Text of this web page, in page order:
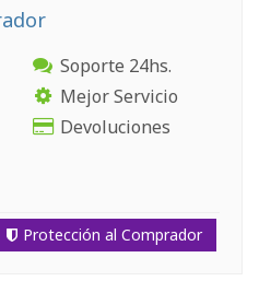
Soporte 24hs.
Mejor Servicio
Devoluciones
Protección al Comprador